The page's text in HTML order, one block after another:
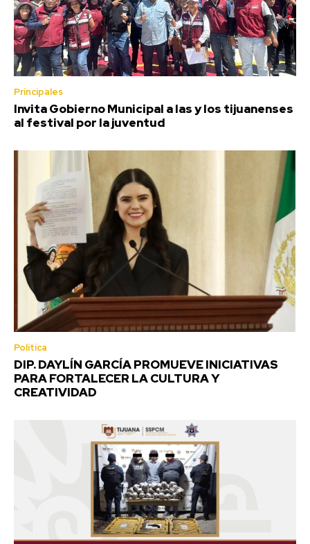
Principales
Invita Gobierno Municipal a las y los tijuanenses
al festival por la juventud
Política
DIP. DAYLÍN GARCÍA PROMUEVE INICIATIVAS
PARA FORTALECER LA CULTURA Y
CREATIVIDAD